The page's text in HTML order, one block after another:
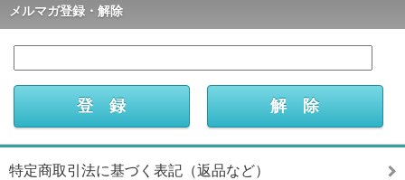
メルマガ登録・解除
特定商取引法に基づく表記（返品など）